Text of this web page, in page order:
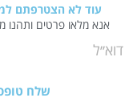
עוד לא הצטרפתם
אנא מלאו פרטים ותהנו
שלח